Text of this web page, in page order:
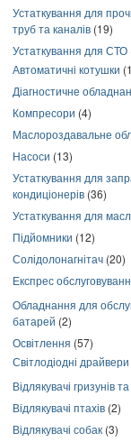
Устаткування для
труб та каналів (19)
Устаткування для СТО
Автоматичні котушки
Діагностичне
Компресори (4)
Маслороздавальне
Насоси (13)
Устаткування для
кондиціонерів (36)
Устаткування для
Підйомники (12)
Солідолонагнітач (20)
Експрес
Обладнання для
батарей (2)
Освітлення (57)
Світлодіодні драйвери
Відлякувачі гризунів
Відлякувачі птахів (2)
Відлякувачі собак (3)